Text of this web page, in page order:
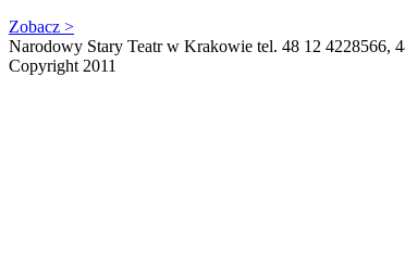
Zobacz >
Narodowy Stary Teatr w Krakowie tel. 48 12 4228566,
Copyright 2011